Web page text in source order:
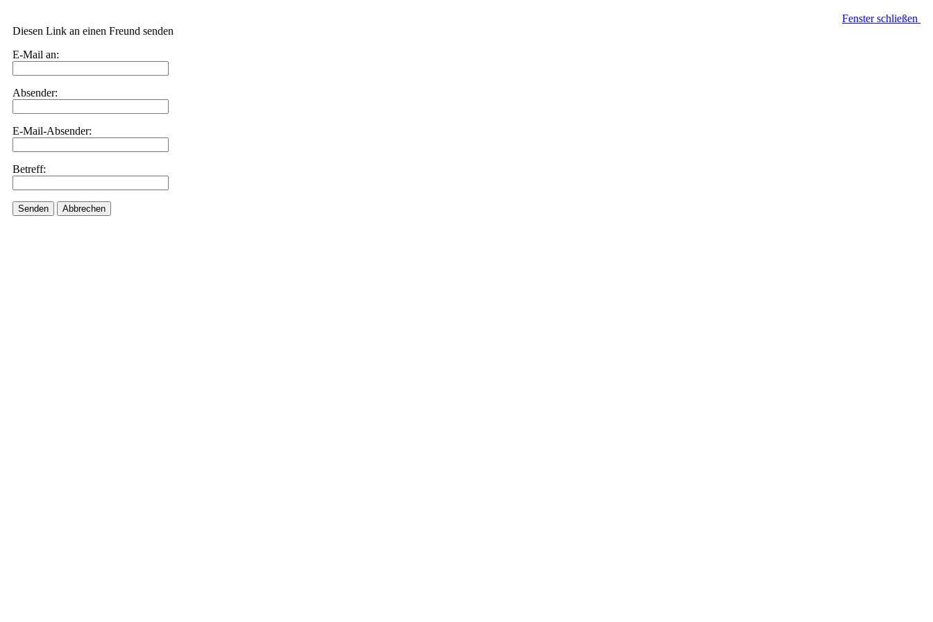
Fenster schließen
Diesen Link an einen Freund senden
E-Mail an:
Absender:
E-Mail-Absender:
Betreff:
Senden Abbrechen